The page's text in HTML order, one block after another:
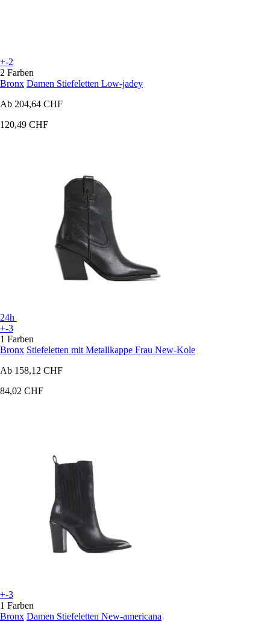
+-2
2 Farben
Bronx Damen Stiefeletten Low-jadey
Ab 204,64 CHF
120,49 CHF
24h
+-3
1 Farben
Bronx Stiefeletten mit Metallkappe Frau New-Kole
Ab 158,12 CHF
84,02 CHF
+-3
1 Farben
Bronx Damen Stiefeletten New-americana